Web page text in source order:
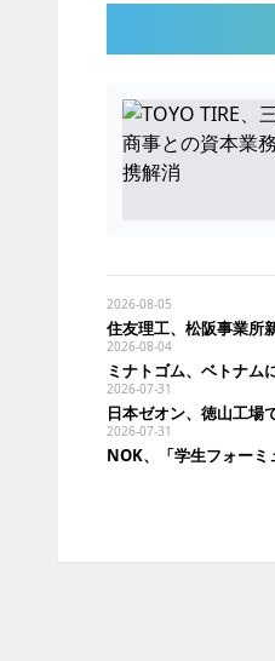
2026-08-05
住友理工、松阪事業所
2026-08-04
ミナトゴム、ベトナム
2026-07-31
2026-07-31
NOK、「学生フォー